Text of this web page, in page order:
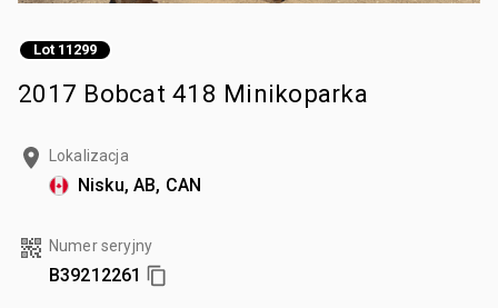
Lot 11299
2017 Bobcat 418 Minikoparka
Lokalizacja
Nisku, AB, CAN
Numer seryjny
B39212261